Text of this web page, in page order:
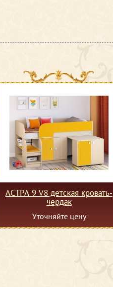
АСТРА 9 V8 детская кровать-
чердак
Уточняйте цену